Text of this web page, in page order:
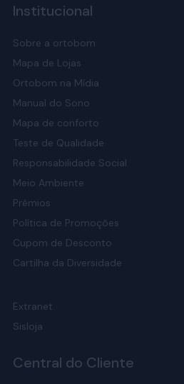
Institucional
Sobre a ortobom
Mapa de Lojas
Ortobom na Mídia
Manual do Sono
Mapa de conforto
Teste de Qualidade
Responsabilidade Social
Meio Ambiente
Prêmios
Política de Promoções
Cupom de Desconto
Cartilha da Diversidade
Extranet
Sisloja
Central do Cliente